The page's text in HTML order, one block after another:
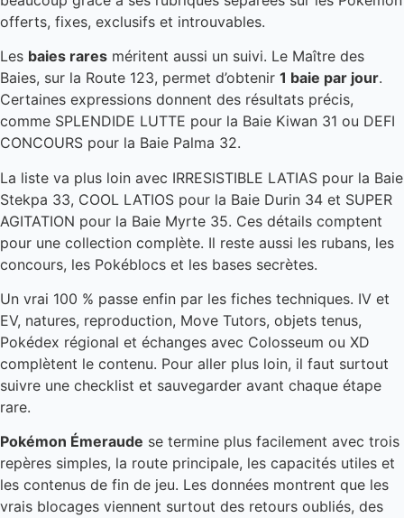
offerts, fixes, exclusifs et introuvables.
Les baies rares méritent aussi un suivi. Le Maître des
Baies, sur la Route 123, permet d’obtenir 1 baie par jour.
Certaines expressions donnent des résultats précis,
comme SPLENDIDE LUTTE pour la Baie Kiwan 31 ou DEFI
CONCOURS pour la Baie Palma 32.
La liste va plus loin avec IRRESISTIBLE LATIAS pour la Baie
Stekpa 33, COOL LATIOS pour la Baie Durin 34 et SUPER
AGITATION pour la Baie Myrte 35. Ces détails comptent
pour une collection complète. Il reste aussi les rubans, les
concours, les Pokéblocs et les bases secrètes.
Un vrai 100 % passe enfin par les fiches techniques. IV et
EV, natures, reproduction, Move Tutors, objets tenus,
Pokédex régional et échanges avec Colosseum ou XD
complètent le contenu. Pour aller plus loin, il faut surtout
suivre une checklist et sauvegarder avant chaque étape
rare.
Pokémon Émeraude se termine plus facilement avec trois
repères simples, la route principale, les capacités utiles et
les contenus de fin de jeu. Les données montrent que les
vrais blocages viennent surtout des retours oubliés, des